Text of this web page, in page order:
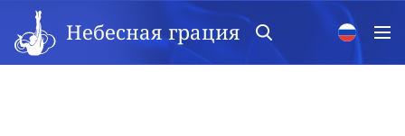
Небесная грация